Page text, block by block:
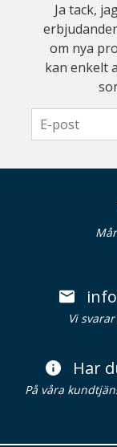
Ja tack,
om nya
kan enkelt
Vi
Har
På våra